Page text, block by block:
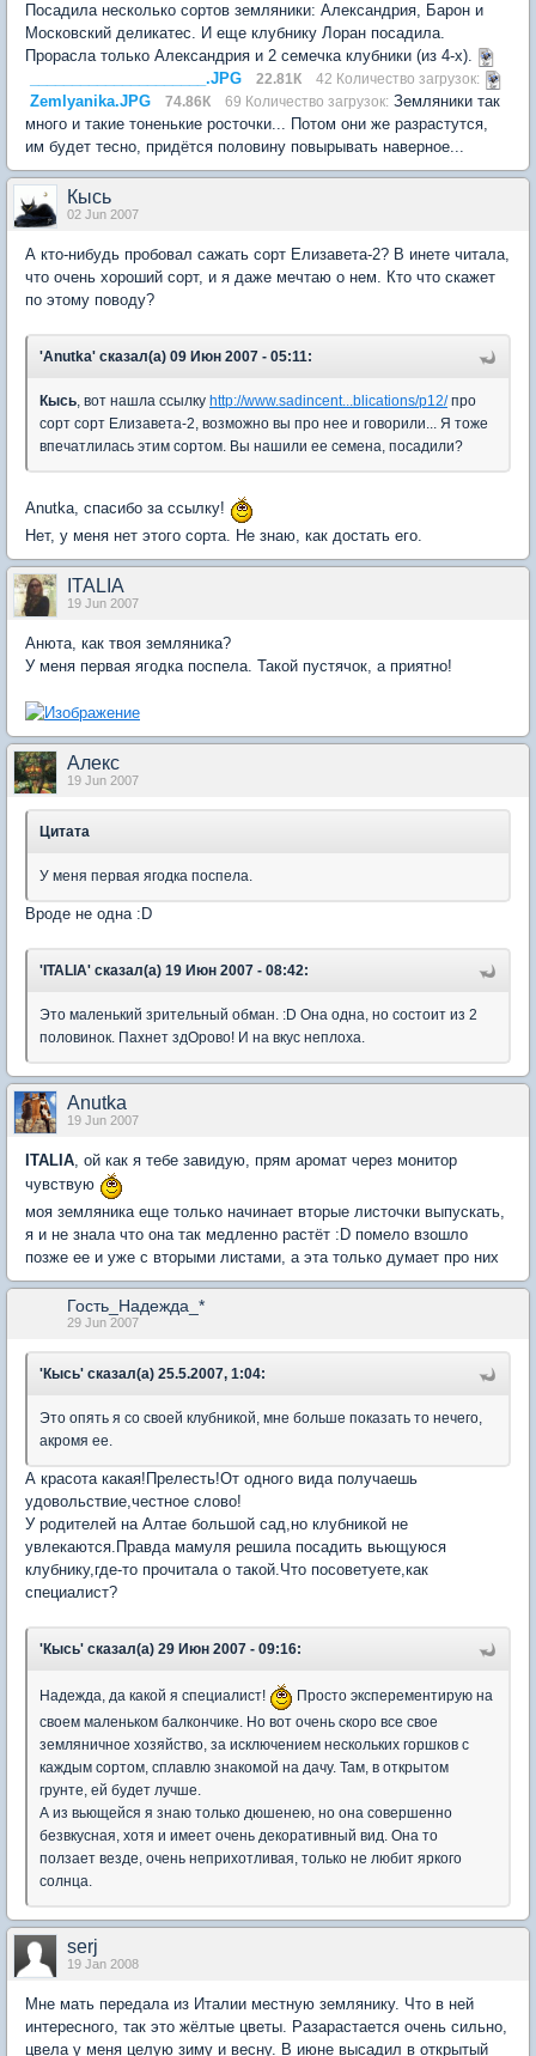
Посадила несколько сортов земляники: Александрия, Барон и
Московский деликатес. И еще клубнику Лоран посадила.
Прорасла только Александрия и 2 семечка клубники (из 4-х).
_____________________.JPG
22.81К 42 Количество загрузок:
Zemlyanika.JPG 74.86К 69 Количество загрузок: Земляники так
много и такие тоненькие росточки... Потом они же разрастутся,
им будет тесно, придётся половину повырывать наверное...
Кысь
02 Jun 2007
А кто-нибудь пробовал сажать сорт Елизавета-2? В инете читала,
что очень хороший сорт, и я даже мечтаю о нем. Кто что скажет
по этому поводу?
'Anutka' сказал(а) 09 Июн 2007 - 05:11:
Кысь, вот нашла ссылку http://www.sadincent...blications/p12/про
сорт сорт Елизавета-2, возможно вы про нее и говорили... Я тоже
впечатлилась этим сортом. Вы нашили ее семена, посадили?
Anutka, спасибо за ссылку!
Нет, у меня нет этого сорта. Не знаю, как достать его.
ITALIA
19 Jun 2007
Анюта, как твоя земляника?
У меня первая ягодка поспела. Такой пустячок, а приятно!
Aлекc
19 Jun 2007
Цитата
У меня первая ягодка поспела.
Вроде не одна :D
'ITALIA' сказал(а) 19 Июн 2007 - 08:42:
Это маленький зрительный обман. :D Она одна, но состоит из 2
половинок. Пахнет здОрово! И на вкус неплоха.
Anutka
19 Jun 2007
ITALIA, ой как я тебе завидую, прям аромат через монитор
чувствую
моя земляника еще только начинает вторые листочки выпускать,
я и не знала что она так медленно растёт :D помело взошло
позже ее и уже с вторыми листами, а эта только думает про них
Гость_Надежда_*
29 Jun 2007
'Кысь' сказал(а) 25.5.2007, 1:04:
Это опять я со своей клубникой, мне больше показать то нечего,
акромя ее.
А красота какая!Прелесть!От одного вида получаешь
удовольствие,честное слово!
У родителей на Алтае большой сад,но клубникой не
увлекаются.Правда мамуля решила посадить вьющуюся
клубнику,где-то прочитала о такой.Что посоветуете,как
специалист?
'Кысь' сказал(а) 29 Июн 2007 - 09:16:
Надежда, да какой я специалист!
Просто эксперементирую на
своем маленьком балкончике. Но вот очень скоро все свое
земляничное хозяйство, за исключением нескольких горшков с
каждым сортом, сплавлю знакомой на дачу. Там, в открытом
грунте, ей будет лучше.
А из вьющейся я знаю только дюшенею, но она совершенно
безвкусная, хотя и имеет очень декоративный вид. Она то
ползает везде, очень неприхотливая, только не любит яркого
солнца.
serj
19 Jan 2008
Мне мать передала из Италии местную землянику. Что в ней
интересного, так это жёлтые цветы. Разарастается очень сильно,
цвела у меня целую зиму и весну. В июне высадил в открытый